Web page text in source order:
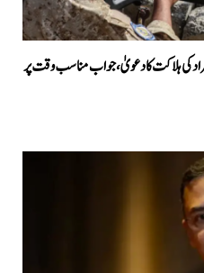
کی ہلاکت کا دعویٰ، جواب مناسب وقت پر